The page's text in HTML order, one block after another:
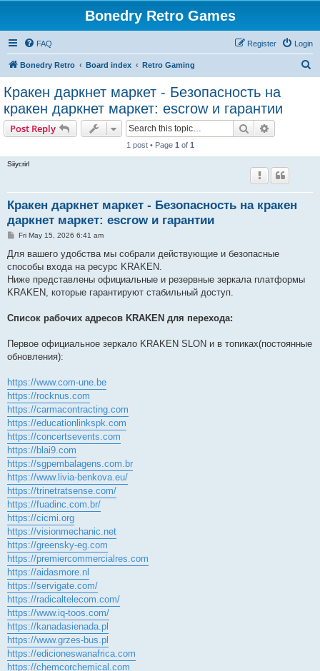
Bonedry Retro Games
FAQ Login
Register
Bonedry Retro Board index Retro Gaming
Кракен даркнет маркет - Безопасность на
кракен даркнет маркет: escrow и гарантии
Post Reply Search
1 post • Page 1 of 1
Siiycrirl
Кракен даркнет маркет - Безопасность на кракен
даркнет маркет: escrow и гарантии
P
s
Fri May 15, 2026 6:41 am
Для вашего удобства мы собрали действующие и безопасные
способы входа на ресурс KRAKEN.
Ниже представлены официальные и резервные зеркала платформы
KRAKEN, которые гарантируют стабильный доступ.
Список рабочих адресов KRAKEN для перехода:
Первое официальное зеркало KRAKEN SLON и в топиках(постоянные
обновления):
https://www.com-une.be
https://rocknus.com
https://carmacontracting.com
https://educationlinkspk.com
https://concertsevents.com
https://blai9.com
https://sgpembalagens.com.br
https://www.livia-benkova.eu/
https://trinetratsense.com/
https://fuadinc.com.br/
https://cicmi.org
https://visionmechanic.net
https://greensky-eg.com
https://premiercommercialres.com
https://aidasmore.nl
https://servigate.com/
https://radicaltelecom.com/
https://www.iq-toos.com/
https://kanadasienada.pl
https://www.grzes-bus.pl
https://edicioneswanafrica.com
https://chemcorchemical.com